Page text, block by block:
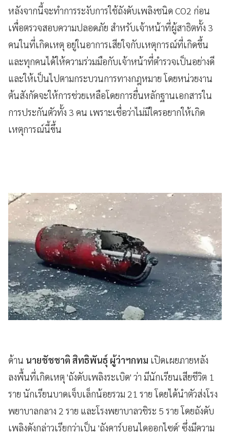
หลังจากนี้จะทำการระงับการใช้ถังดับเพลิงชนิด CO2 ก่อน​
เพื่อตรวจสอบความปลอดภัย สำหรับเจ้าหน้าที่ผู้สาธิตทั้ง 3
คนในที่เกิดเหตุ อยู่ในอาการเสียใจกับเหตุการณ์ที่เกิดขึ้น
และทุกคนได้ให้ความร่วมมือกับเจ้าหน้าที่ตำรวจเป็นอย่างดี​
และให้เป็นไปตามกระบวนการทางกฎหมาย โดยหน่วยงาน
ต้นสังกัดจะให้การช่วยเหลือโดยการยื่นหลักฐานเอกสารใน
การประกันตัว​ทั้ง​ 3 คน​ เพราะเชื่อว่าไม่มีใครอยากให้เกิด
เหตุการณ์นี้ขึ้น
ด้าน นายชัชชาติ​ สิทธิพันธุ์​ ผู้ว่าฯกทม เปิดเผยภายหลัง
ลงพื้นที่เกิดเหตุ 'ถังดับเพลิงระเบิด' ว่า​ มีนักเรียนเสียชีวิต 1
ราย​ นักเรียนบาดเจ็บเล็กน้อยรวม 21 ราย​ โดยได้นำตัวส่งโรง
พยาบาลกลาง 2​ ราย​ และโรงพยาบาลวชิระ 5 ราย โดยถังดับ
เพลิงดังกล่าวเรียกว่าเป็น 'ถังคาร์บอนไดออกไซด์' ซึ่งมีความ